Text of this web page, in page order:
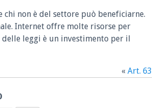
non è del settore può beneficiarne.
Internet offre molte risorse per
leggi è un investimento per il
« Art. 63